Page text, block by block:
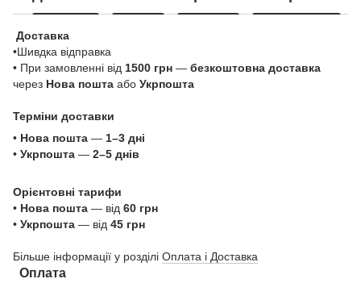
Доставка
•Шивдка відправка
• При замовленні від 1500 грн — безкоштовна доставка
через Нова пошта або Укрпошта
Терміни доставки
• Нова пошта — 1–3 дні
• Укрпошта — 2–5 днів
Орієнтовні тарифи
• Нова пошта — від 60 грн
• Укрпошта — від 45 грн
Більше інформації у розділі Оплата і Доставка
Оплата